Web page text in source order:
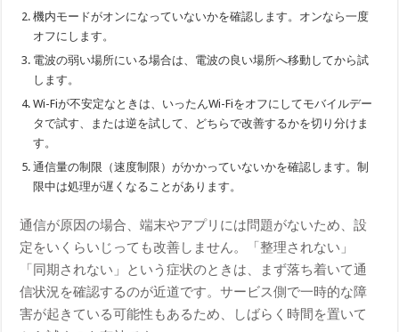
機内モードがオンになっていないかを確認します。オンなら一度
オフにします。
電波の弱い場所にいる場合は、電波の良い場所へ移動してから試
します。
Wi-Fiが不安定なときは、いったんWi-Fiをオフにしてモバイルデー
タで試す、または逆を試して、どちらで改善するかを切り分けま
す。
通信量の制限（速度制限）がかかっていないかを確認します。制
限中は処理が遅くなることがあります。
通信が原因の場合、端末やアプリには問題がないため、設
定をいくらいじっても改善しません。「整理されない」
「同期されない」という症状のときは、まず落ち着いて通
信状況を確認するのが近道です。サービス側で一時的な障
害が起きている可能性もあるため、しばらく時間を置いて